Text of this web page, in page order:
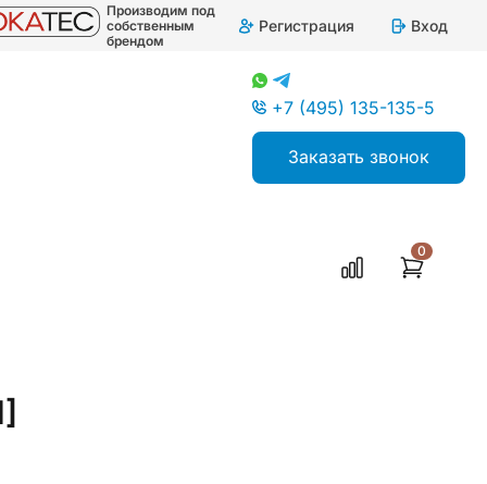
Производим под
собственным
брендом
Регистрация Вход
+7 (495) 135-135-5
Заказать звонок
0